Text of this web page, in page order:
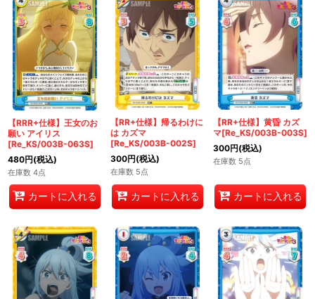
【RRR+仕様】王女のお
願い アイリス
[Re_KS/003B-063S]
480円(税込)
在庫数 4点
カートに入れる
【RR+仕様】帰るわけに
は カズマ
[Re_KS/003B-002S]
300円(税込)
在庫数 5点
カートに入れる
【RR+仕様】黄昏 カズ
マ[Re_KS/003B-003S]
300円(税込)
在庫数 5点
カートに入れる